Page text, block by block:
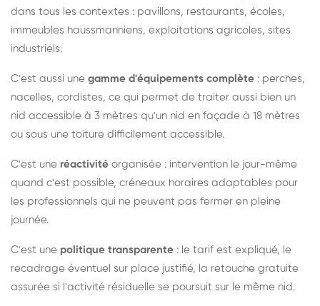
dans tous les contextes : pavillons, restaurants, écoles,
immeubles haussmanniens, exploitations agricoles, sites
industriels.
C'est aussi une gamme d'équipements complète : perches,
nacelles, cordistes, ce qui permet de traiter aussi bien un
nid accessible à 3 mètres qu'un nid en façade à 18 mètres
ou sous une toiture difficilement accessible.
C'est une réactivité organisée : intervention le jour-même
quand c'est possible, créneaux horaires adaptables pour
les professionnels qui ne peuvent pas fermer en pleine
journée.
C'est une politique transparente : le tarif est expliqué, le
recadrage éventuel sur place justifié, la retouche gratuite
assurée si l'activité résiduelle se poursuit sur le même nid.